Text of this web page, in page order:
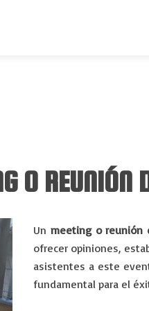
O REUNIÓN
Unmeeting o reunión
ofrecer opiniones,
asistentes a este
fundamental para el